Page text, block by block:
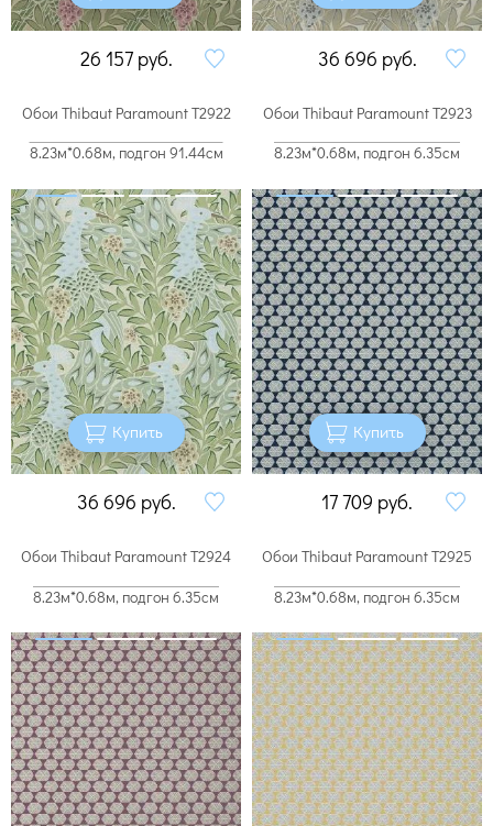
26 157 руб. 36 696 руб.
Обои Thibaut Paramount T2922
8.23м*0.68м, подгон 91.44см
Купить
36 696 руб.
Обои Thibaut Paramount T2923
8.23м*0.68м, подгон 6.35см
Купить
17 709 руб.
Обои Thibaut Paramount T2924
8.23м*0.68м, подгон 6.35см
Обои Thibaut Paramount T2925
8.23м*0.68м, подгон 6.35см